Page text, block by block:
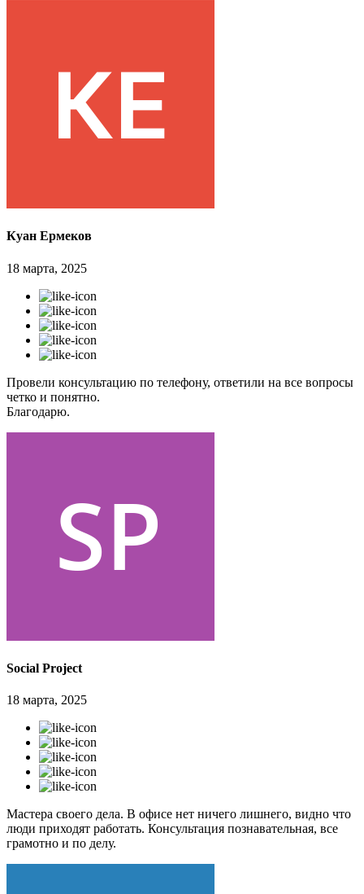
Куан Ермеков
18 марта, 2025
Провели консультацию по телефону, ответили на все вопросы
четко и понятно.
Благодарю.
Social Project
18 марта, 2025
Мастера своего дела. В офисе нет ничего лишнего, видно что
люди приходят работать. Консультация познавательная, все
грамотно и по делу.